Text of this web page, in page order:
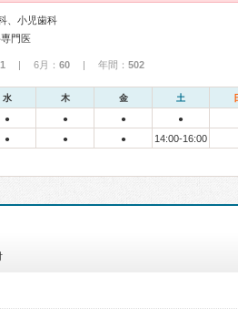
、小児歯科
門医
| 6月： 60 | 年間： 502
水 木 金 土
● ● ● ●
● ● ● 14:00-16:00